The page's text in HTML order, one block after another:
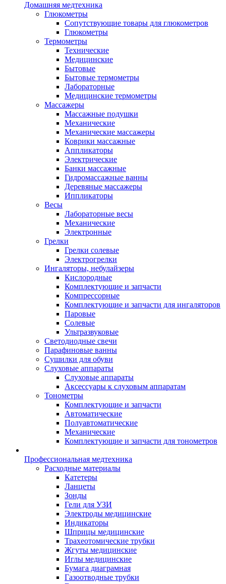
Домашняя медтехника
Глюкометры
Сопутствующие товары для глюкометров
Глюкометры
Термометры
Технические
Медицинские
Бытовые
Бытовые термометры
Лабораторные
Медицинские термометры
Массажеры
Массажные подушки
Механические
Механические массажеры
Коврики массажные
Аппликаторы
Электрические
Банки массажные
Гидромассажные ванны
Деревяные массажеры
Иппликаторы
Весы
Лабораторные весы
Механические
Электронные
Грелки
Грелки солевые
Электрогрелки
Ингаляторы, небулайзеры
Кислородные
Комплектующие и запчасти
Компрессорные
Комплектующие и запчасти для ингаляторов
Паровые
Солевые
Ультразвуковые
Светодиодные свечи
Парафиновые ванны
Сушилки для обуви
Слуховые аппараты
Слуховые аппараты
Аксессуары к слуховым аппаратам
Тонометры
Комплектующие и запчасти
Автоматические
Полуавтоматические
Механические
Комплектующие и запчасти для тонометров
Профессиональная медтехника
Расходные материалы
Катетеры
Ланцеты
Зонды
Гели для УЗИ
Электроды медицинские
Индикаторы
Шприцы медицинские
Трахеотомические трубки
Жгуты медицинские
Иглы медицинские
Бумага диаграмная
Газоотводные трубки